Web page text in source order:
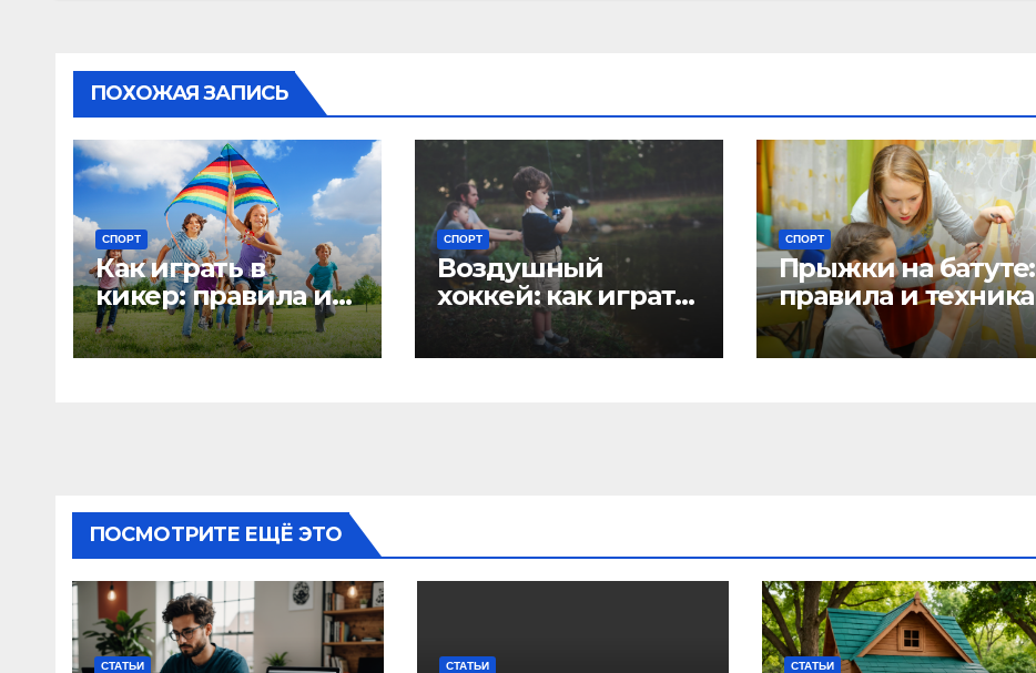
ПОХОЖАЯ ЗАПИСЬ
СПОРТ
Как играть в
кикер: правила и
техника
СПОРТ
Воздушный
хоккей: как играть
и управлять
клюшкой
СПОРТ
Прыжки на батуте:
правила и техника
ПОСМОТРИТЕ ЕЩЁ ЭТО
СТАТЬИ СТАТЬИ СТАТЬИ